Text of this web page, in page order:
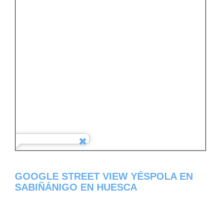
GOOGLE STREET VIEW YÉSPOLA EN
SABIÑÁNIGO EN HUESCA